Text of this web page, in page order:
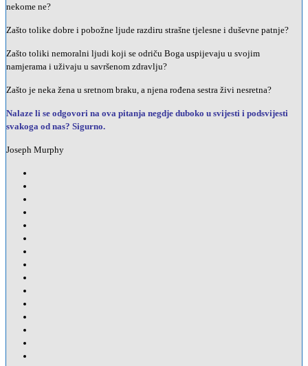
nekome ne?
Zašto tolike dobre i pobožne ljude razdiru strašne tjelesne i duševne patnje?
Zašto toliki nemoralni ljudi koji se odriču Boga uspijevaju u svojim
namjerama i uživaju u savršenom zdravlju?
Zašto je neka žena u sretnom braku, a njena rođena sestra živi nesretna?
Nalaze li se odgovori na ova pitanja negdje duboko u svijesti i podsvijesti
svakoga od nas? Sigurno.
Joseph Murphy